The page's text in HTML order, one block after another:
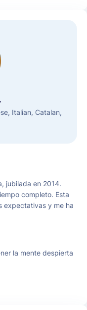
Italian, Catalan,
jubilada en 2014.
completo. Esta
expectativas y me ha
y viceversa. A
francés,
o al inglés. La
Simplemente me
la mente despierta